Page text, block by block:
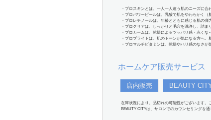
・プロスキンとは、一人一人違う肌のニーズに合
・プロパワーピールは、乳酸で肌をやわらかく（
・プロレチノールは、年齢とともに感じる肌の
・プロクリアは、しっかりと毛穴を洗浄し、詰ま
・プロカームは、乾燥によるツッパリ感・赤く
・プロブライトは、肌のトーンが気になる方へ。
・プロマルチビタミンは、乾燥やハリ感のなさが
ホームケア販売サービス
店内販売 BEAUTY
在庫状況により、品切れの可能性がございます。
BEAUTY CITYは、サロンでのカウンセリングを